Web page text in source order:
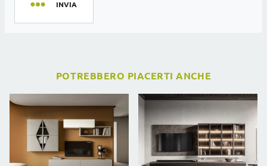
INVIA
POTREBBERO PIACERTI ANCHE